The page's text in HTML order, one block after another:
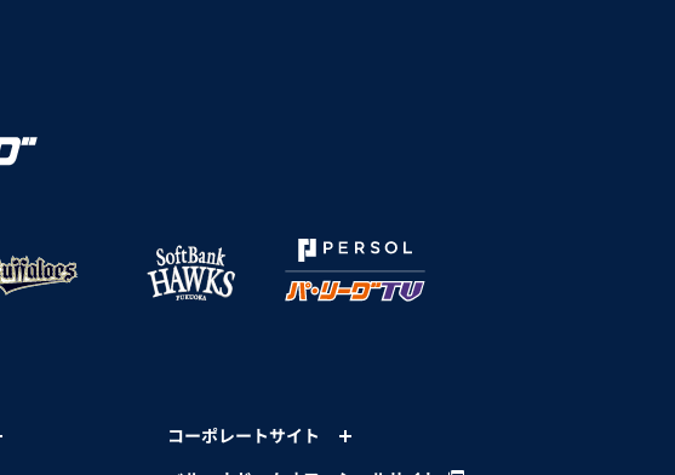
コーポレートサイト